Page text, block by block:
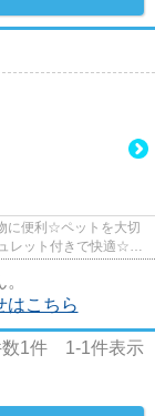
に便利☆ペットを大切
レット付きで快適☆日
はこちら
1件 1-1件表示